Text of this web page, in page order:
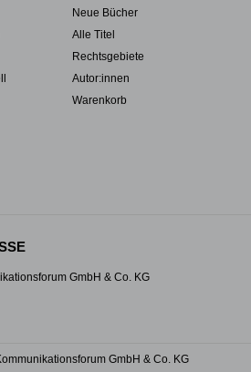
Neue Bücher
Alle Titel
Rechtsgebiete
Autor:innen
Warenkorb
GmbH & Co. KG
GmbH & Co. KG